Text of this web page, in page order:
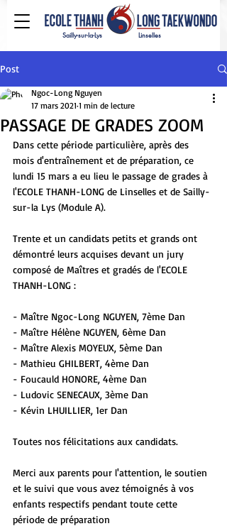
Sailly-sur-la-Lys Linselles
Post
PASSAGE DE GRADES ZOOM
Ngoc-Long Nguyen
17 mars 2021 1 min de lecture
Dans cette période particulière, après des
mois d'entraînement et de préparation, ce
lundi 15 mars a eu lieu le passage de grades à
l'ECOLE THANH-LONG de Linselles et de Sailly-
sur-la Lys (Module A).
Trente et un candidats petits et grands ont
démontré leurs acquises devant un jury
composé de Maîtres et gradés de l'ECOLE
THANH-LONG :
- Maître Ngoc-Long NGUYEN, 7ème Dan
- Maître Hélène NGUYEN, 6ème Dan
- Maître Alexis MOYEUX, 5ème Dan
- Mathieu GHILBERT, 4ème Dan
- Foucauld HONORE, 4ème Dan
- Ludovic SENECAUX, 3ème Dan
- Kévin LHUILLIER, 1er Dan
Toutes nos félicitations aux candidats.
Merci aux parents pour l'attention, le soutien
et le suivi que vous avez témoignés à vos
enfants respectifs pendant toute cette
période de préparation